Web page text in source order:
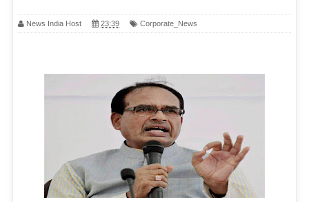
News India Host 23:39 Corporate_News